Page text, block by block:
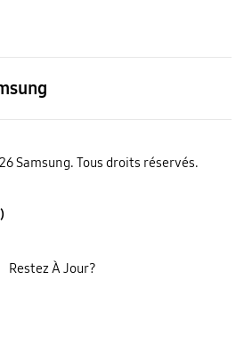
Samsung. Tous droits réservés.
Restez À Jour?